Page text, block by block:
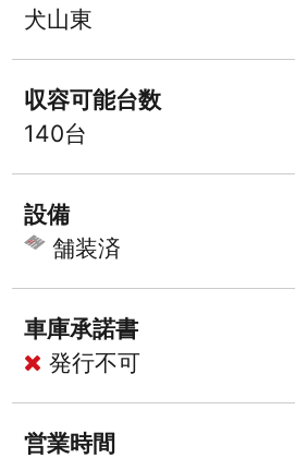
犬山東
収容可能台数
140台
設備
舗装済
車庫承諾書
発行不可
営業時間